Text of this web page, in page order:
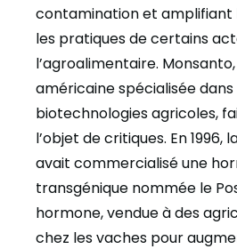
contamination et amplifiant
les pratiques de certains
l’agroalimentaire.
américaine spécialisée dans
biotechnologies agricoles,
l’objet de critiques. En
avait commercialisé une
transgénique nommée le
hormone, vendue à des
chez les vaches pour